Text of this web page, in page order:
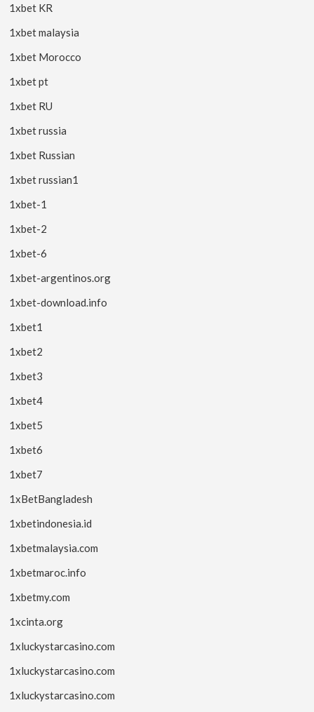
1xbet KR
1xbet malaysia
1xbet Morocco
1xbet pt
1xbet RU
1xbet russia
1xbet Russian
1xbet russian1
1xbet-1
1xbet-2
1xbet-6
1xbet-argentinos.org
1xbet-download.info
1xbet1
1xbet2
1xbet3
1xbet4
1xbet5
1xbet6
1xbet7
1xBetBangladesh
1xbetindonesia.id
1xbetmalaysia.com
1xbetmaroc.info
1xbetmy.com
1xcinta.org
1xluckystarcasino.com
1xluckystarcasino.com
1xluckystarcasino.com